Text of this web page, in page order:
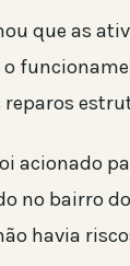
que as
reparos
acionado
no bairro
havia